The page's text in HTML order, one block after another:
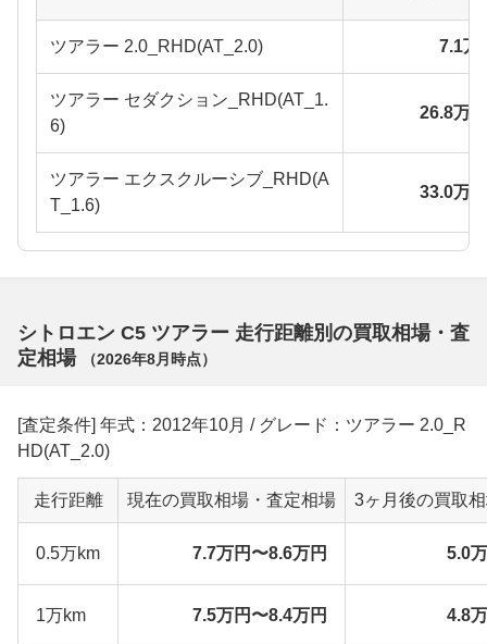
ツアラー 2.0_RHD(AT_2.0) 7.1万
ツアラー セダクション_RHD(AT_1.
6)
26.8万
ツアラー エクスクルーシブ_RHD(A
T_1.6)
33.0万
シトロエン C5 ツアラー 走行距離別の買取相場・査
定相場
（2026年8月 時点）
[査定条件] 年式：2012年10月 / グレード：ツアラー 2.0_R
HD(AT_2.0)
走行距離 現在の買取相場・査定相場 3ヶ月後の買取
0.5万km 7.7万円〜8.6万円 5.0
1万km 7.5万円〜8.4万円 4.8